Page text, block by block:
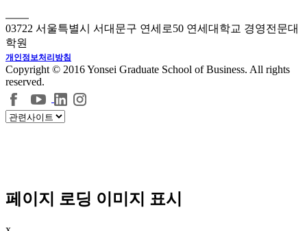
03722 서울특별시 서대문구 연세로50 연세대학교 경영전문대
학원
개인정보처리방침
Copyright © 2016 Yonsei Graduate School of Business. All rights
reserved.
페이지 로딩 이미지 표시